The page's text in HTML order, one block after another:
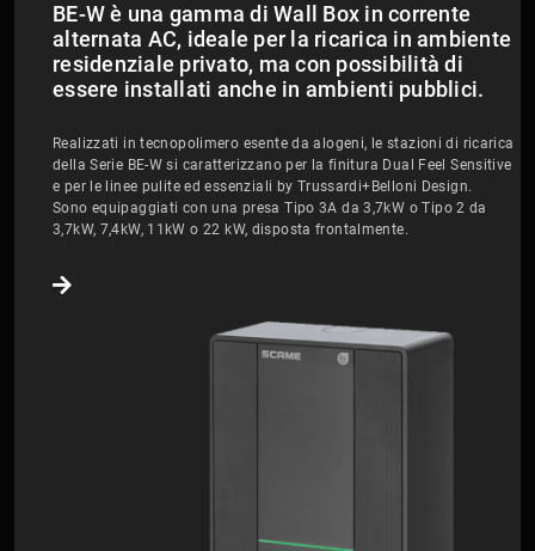
BE-W è una gamma di Wall Box in corrente
alternata AC, ideale per la ricarica in ambiente
residenziale privato, ma con possibilità di
essere installati anche in ambienti pubblici.
Realizzati in tecnopolimero esente da alogeni, le stazioni di ricarica
della Serie BE-W si caratterizzano per la finitura Dual Feel Sensitive
e per le linee pulite ed essenziali by Trussardi+Belloni Design.
Sono equipaggiati con una presa Tipo 3A da 3,7kW o Tipo 2 da
3,7kW, 7,4kW, 11kW o 22 kW, disposta frontalmente.